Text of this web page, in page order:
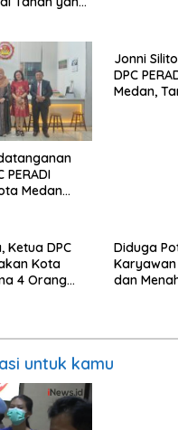
PERADI
Medan
Jonni
DPC
Medan,
Ketua DPC
Kota
4 Orang
Diduga
dan
itu jelas
untuk kamu